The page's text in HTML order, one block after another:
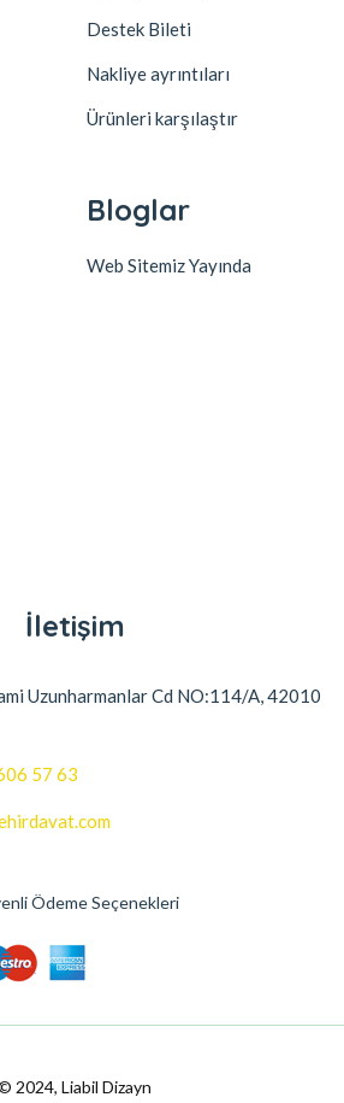
Destek Bileti
Nakliye ayrıntıları
Ürünleri karşılaştır
Bloglar
Web Sitemiz Yayında
İletişim
Uzunharmanlar Cd NO:114/A, 42010
57 63
Ödeme Seçenekleri
2024, Liabil Dizayn